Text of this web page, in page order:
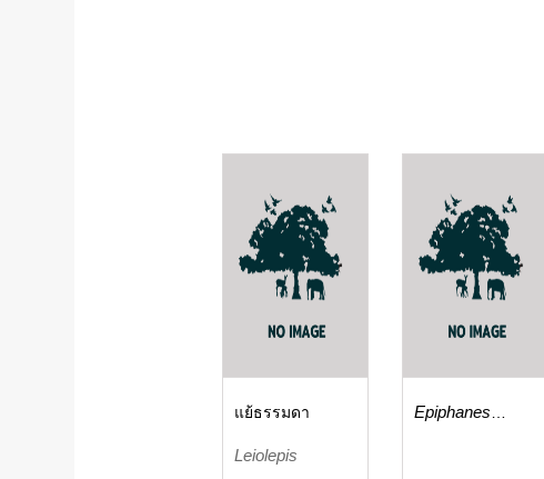
แย้ธรรมดา
Leiolepis
Epiphanes